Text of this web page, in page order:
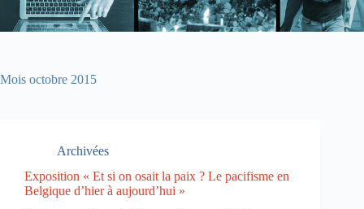
Mois octobre 2015
Archivées
Exposition « Et si on osait la paix ? Le pacifisme en
Belgique d’hier à aujourd’hui »